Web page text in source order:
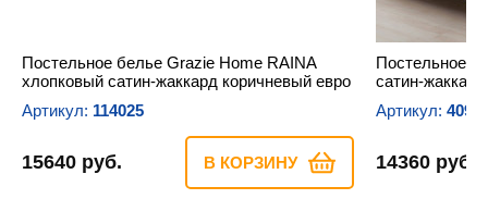
Постельное белье Grazie Home RAINA
хлопковый сатин-жаккард коричневый евро
Артикул: 114025
15640 руб. В КОРЗИНУ
Постельное
сатин-
Артикул:
14360 руб.